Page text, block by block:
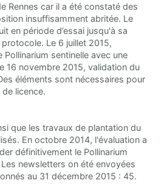
Rennes car il a été constaté des
insuffisamment abritée. Le
en période d’essai jusqu'à sa
Le 6 juillet 2015,
sentinelle avec une
16 novembre 2015, validation du
éléments sont nécessaires pour
licence.
que les travaux de plantation du
En octobre 2014, l'évaluation a
définitivement le Pollinarium
newsletters on été envoyées
au 31 décembre 2015 : 45.